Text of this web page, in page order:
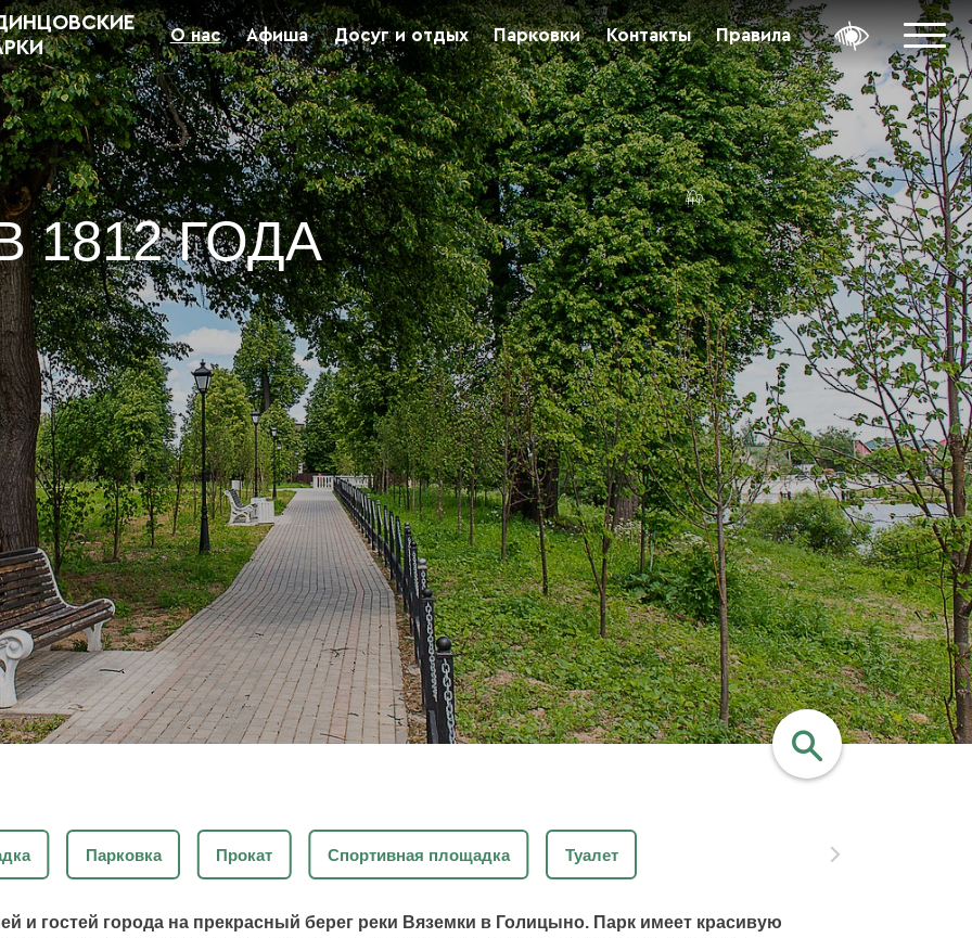
О нас Афиша Досуг и отдых Парковки Контакты Правила
1812 ГОДА
Парковка Прокат Спортивная площадка Туалет
и гостей города на прекрасный берег реки Вяземки в Голицыно. Парк имеет красивую